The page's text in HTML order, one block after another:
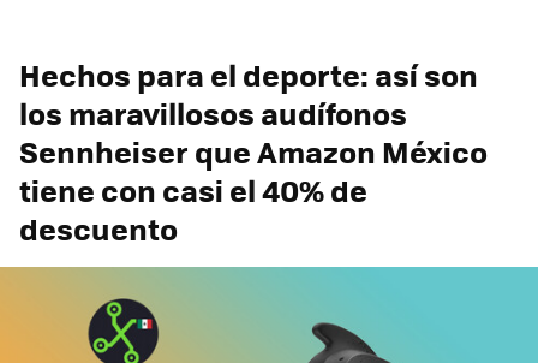
Hechos para el deporte: así son
los maravillosos audífonos
Sennheiser que Amazon México
tiene con casi el 40% de
descuento